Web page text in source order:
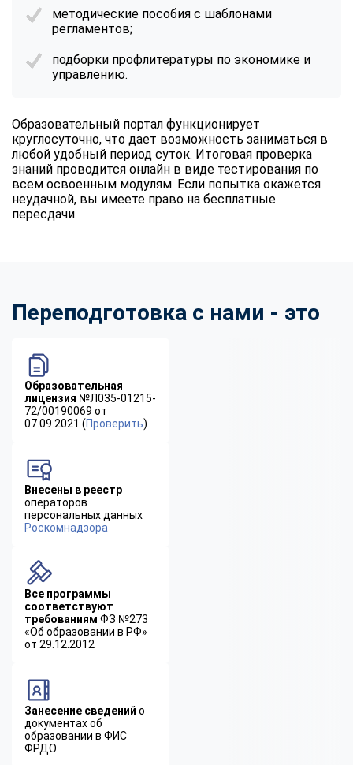
методические пособия с шаблонами
регламентов;
подборки профлитературы по экономике и
управлению.
Образовательный портал функционирует
круглосуточно, что дает возможность заниматься в
любой удобный период суток. Итоговая проверка
знаний проводится онлайн в виде тестирования по
всем освоенным модулям. Если попытка окажется
неудачной, вы имеете право на бесплатные
пересдачи.
Переподготовка с нами - это
Образовательная
лицензия №Л035-01215-
72/00190069 от
07.09.2021 (Проверить)
Внесены в реестр
операторов
персональных данных
Роскомнадзора
Все программы
соответствуют
требованиям ФЗ №273
«Об образовании в РФ»
от 29.12.2012
Занесение сведений о
документах об
образовании в ФИС
ФРДО